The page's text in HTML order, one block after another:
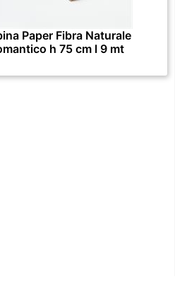
Paper Fibra Naturale
h 75 cm l 9 mt